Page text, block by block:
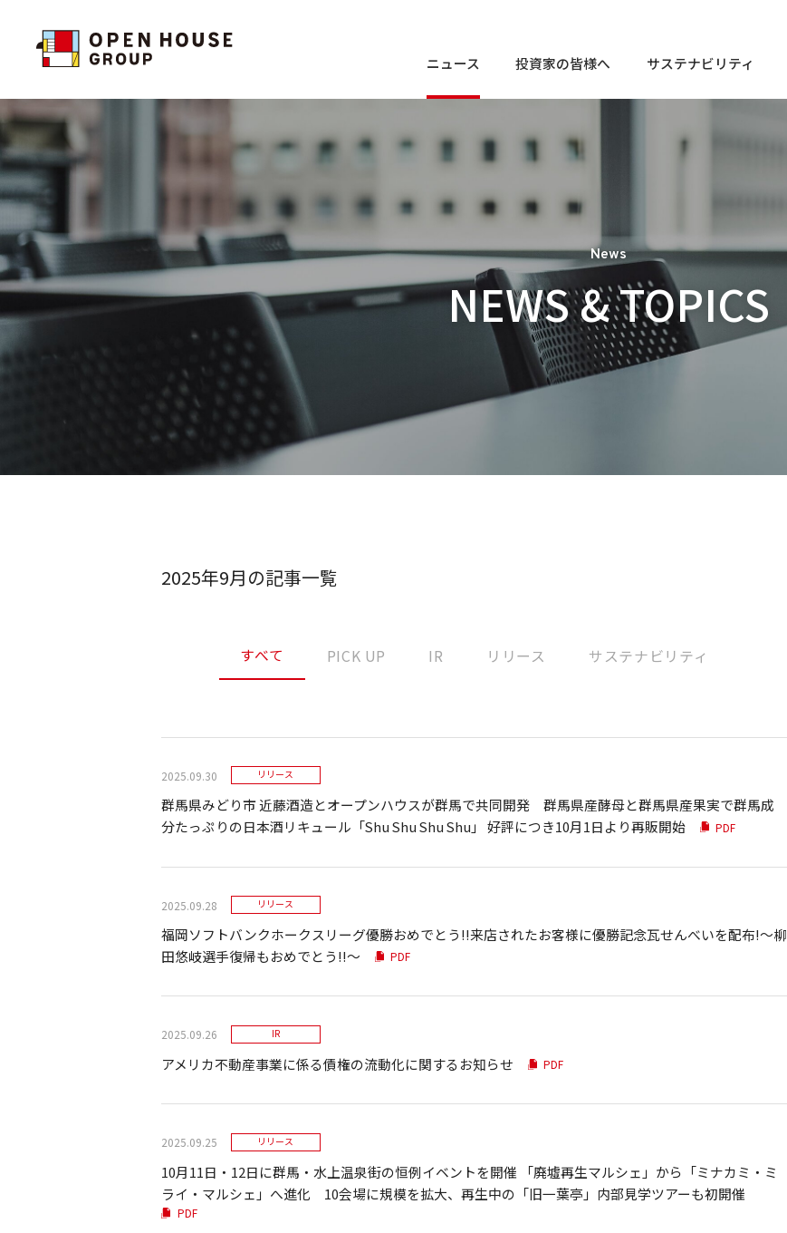
ニュース 投資家の皆様へ
投資家の皆様へトップ
個人投資家の皆様へ
経営⽅針
業績・財務情報
株式・社債情報
IRライブラリ
サステナビリティ
サステナビリティトップ
トップメッセージ
サステナビリティ
マテリアリティ
社会課題解決に貢献する商品
企業情報トップ
会社概要
役員一覧
コンプライアンスに関する
相談・通報窓口
経営⽅針
業績・財務情報
株式・社債情報
IRライブラリ
サステナビリティ
マテリアリティ
社会課題解決に貢献する商品
トップメッセージ
役員一覧
お客様相談窓口
News
NEWS & TOPICS
2025年9月の記事一覧
すべて PICK UP IR リリース サステナビリティ
2025.09.30 リリース
群馬県みどり市 近藤酒造とオープンハウスが群馬で共同開発 群馬県産酵母と群馬県産果実で群馬成
分たっぷりの日本酒リキュール「Shu Shu Shu Shu」 好評につき10月1日より再販開始
PDF
2025.09.28 リリース
福岡ソフトバンクホークスリーグ優勝おめでとう!!来店されたお客様に優勝記念瓦せんべいを配布!～柳
田悠岐選手復帰もおめでとう!!～
PDF
2025.09.26 IR
アメリカ不動産事業に係る債権の流動化に関するお知らせ PDF
2025.09.25 リリース
10月11日・12日に群馬・水上温泉街の恒例イベントを開催 「廃墟再生マルシェ」から「ミナカミ・ミ
ライ・マルシェ」へ進化 10会場に規模を拡大、再生中の「旧一葉亭」内部見学ツアーも初開催
PDF